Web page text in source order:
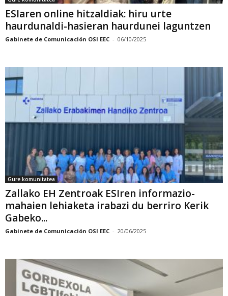
ESIaren online hitzaldiak: hiru urte
haurdunaldi-hasieran haurdunei laguntzen
Gabinete de Comunicación OSI EEC - 06/10/2025
Gure komunitatea
Zallako EH Zentroak ESIren informazio-
mahaien lehiaketa irabazi du berriro Kerik
Gabeko...
Gabinete de Comunicación OSI EEC - 20/06/2025